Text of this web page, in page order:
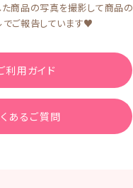
商品の写真を撮影して商品の
でご報告しています♥
利用ガイド
あるご質問